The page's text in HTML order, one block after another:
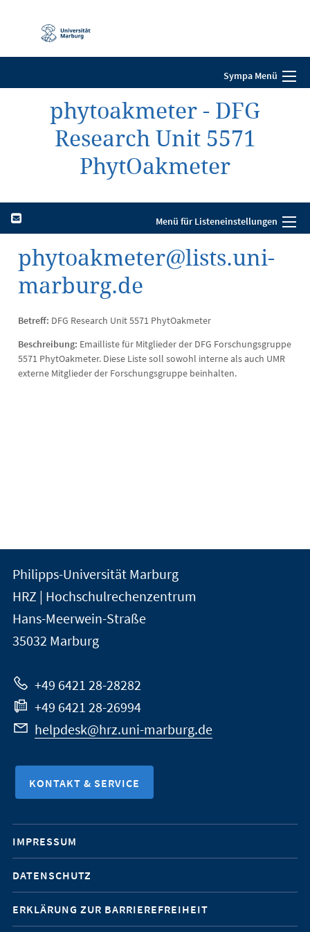
Navigation
Sympa Menü
phytoakmeter - DFG
Research Unit 5571
PhytOakmeter
Menü für Listeneinstellungen
phytoakmeter@lists.uni-
marburg.de
Betreff: DFG Research Unit 5571 PhytOakmeter
Beschreibung: Emailliste für Mitglieder der DFG Forschungsgruppe
5571 PhytOakmeter. Diese Liste soll sowohl interne als auch UMR
externe Mitglieder der Forschungsgruppe beinhalten.
Kontakt
und
Informationen
zur
Website
der
Universität
Marburg
Philipps-Universität Marburg
HRZ | Hochschulrechenzentrum
Hans-Meerwein-Straße
35032 Marburg
+49 6421 28-28282
+49 6421 28-26994
helpdesk@hrz.uni-marburg.de
KONTAKT & SERVICE
Mobile-
Service-
Navigation
IMPRESSUM
DATENSCHUTZ
ERKLÄRUNG ZUR BARRIEREFREIHEIT